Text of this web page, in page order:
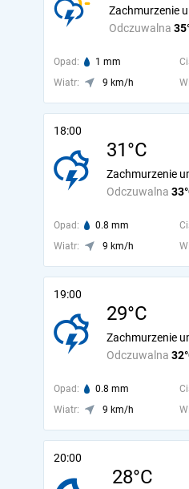
Odczuwalna
Zachmurzenie
Opad: 1 mm
Wiatr:
9 km/h
18:00
31°C
Odczuwalna
Zachmurzenie
Opad: 0.8 mm
Wiatr:
9 km/h
19:00
29°C
Odczuwalna
Zachmurzenie
Opad: 0.8 mm
Wiatr:
9 km/h
20:00
28°C